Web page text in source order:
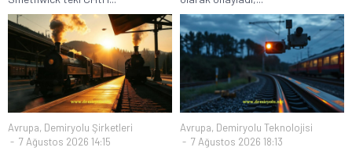
Avrupa, Demiryolu Şirketleri
7 Ağustos 2026 14:15
Avrupa, Demiryolu Teknolojisi
7 Ağustos 2026 18:13